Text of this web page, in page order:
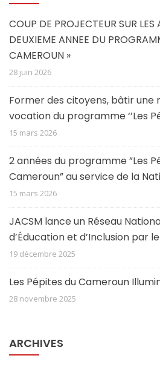
COUP DE PROJECTEUR SUR LES
DEUXIEME ANNEE DU
CAMEROUN »
28 juin 2026
Former des citoyens, bâtir une
vocation du programme ‘’Les
15 mars 2026
2 années du programme ”Les
Cameroun” au service de la
15 mars 2026
JACSM lance un Réseau
d’Éducation et d’Inclusion par
19 décembre 2025
Les Pépites du Cameroun
28 novembre 2025
ARCHIVES